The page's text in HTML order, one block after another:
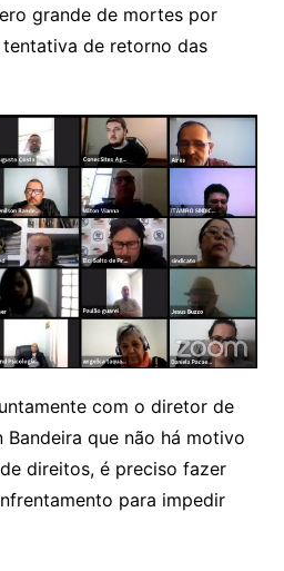
grande de mortes por
de retorno das
com o diretor de
Bandeira que não há motivo
direitos, é preciso fazer
para impedir